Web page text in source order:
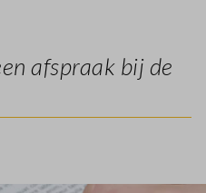
afspraak bij de